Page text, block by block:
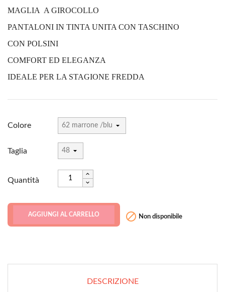
MAGLIA A GIROCOLLO
PANTALONI IN TINTA UNITA CON TASCHINO
CON POLSINI
COMFORT ED ELEGANZA
IDEALE PER LA STAGIONE FREDDA
Colore
Taglia
Quantità
AGGIUNGI AL CARRELLO  Non disponibile
DESCRIZIONE